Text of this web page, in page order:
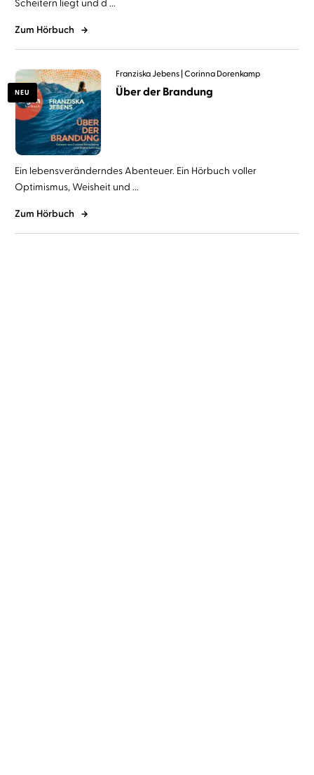
Scheitern liegt und d ...
Zum Hörbuch
NEU
Franziska Jebens Corinna Dorenkamp
Über der Brandung
Ein lebensveränderndes Abenteuer. Ein Hörbuch voller
Optimismus, Weisheit und ...
Zum Hörbuch